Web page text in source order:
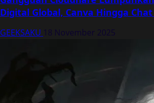
Digital Global, Canva Hingga Chat
GEEKSAKU 18 November 2025